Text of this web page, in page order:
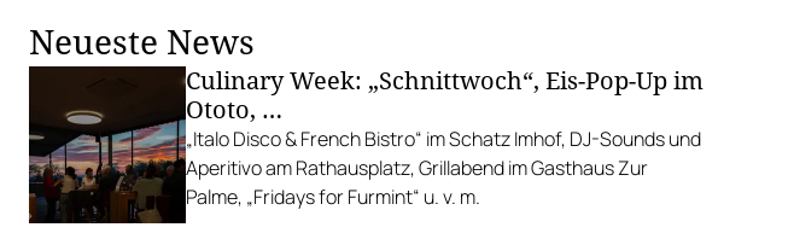
Neueste News
Culinary Week: „Schnittwoch“, Eis-Pop-Up im
Ototo, …
„Italo Disco & French Bistro“ im Schatz Imhof, DJ-Sounds und
Aperitivo am Rathausplatz, Grillabend im Gasthaus Zur
Palme, „Fridays for Furmint“ u. v. m.